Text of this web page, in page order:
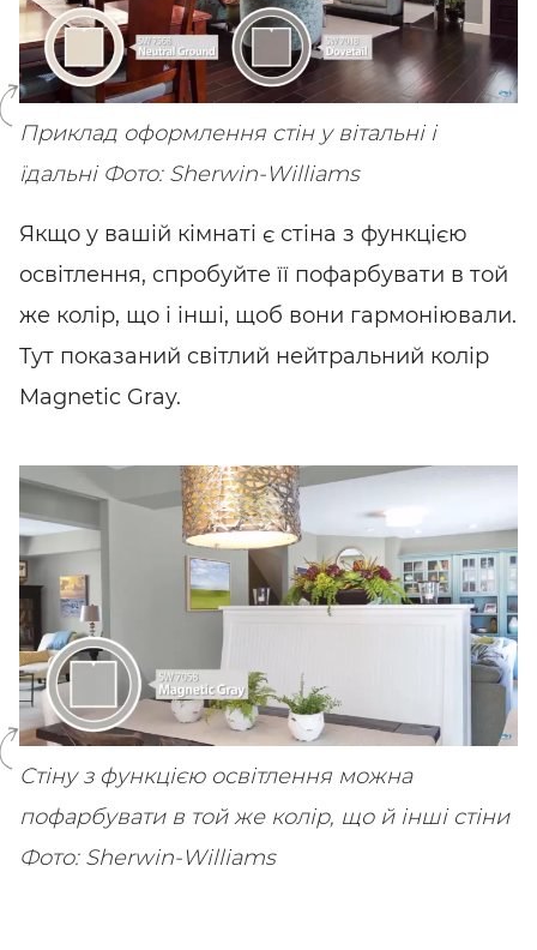
SHARE SUBSCRIBE
Приклад оформлення стін у вітальні і
їдальні Фото: Sherwin-Williams
Якщо у вашій кімнаті є стіна з функцією
освітлення, спробуйте її пофарбувати в той
же колір, що і інші, щоб вони гармоніювали.
Тут показаний світлий нейтральний колір
Magnetic Gray.
SHARE SUBSCRIBE
Стіну з функцією освітлення можна
пофарбувати в той же колір, що й інші стіни
Фото: Sherwin-Williams